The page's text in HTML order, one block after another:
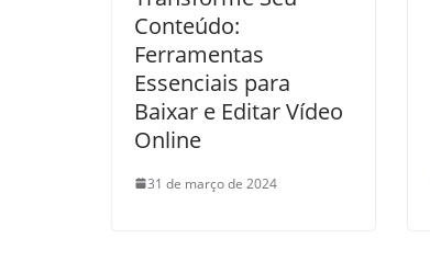
Conteúdo:
Ferramentas
Essenciais para
Baixar e Editar Vídeo
Online
31 de março de 2024